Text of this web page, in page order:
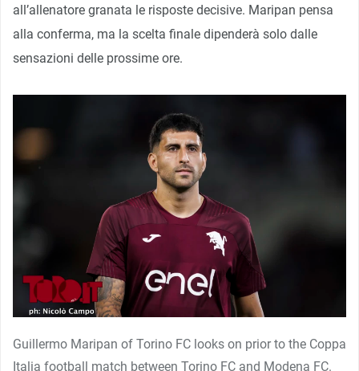
all’allenatore granata le risposte decisive. Maripan pensa
alla conferma, ma la scelta finale dipenderà solo dalle
sensazioni delle prossime ore.
Guillermo Maripan of Torino FC looks on prior to the Coppa
Italia football match between Torino FC and Modena FC.